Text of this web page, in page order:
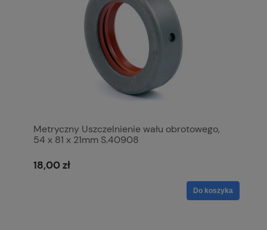
Metryczny Uszczelnienie wału obrotowego,
54 x 81 x 21mm S.40908
18,00 zł
Do koszyka